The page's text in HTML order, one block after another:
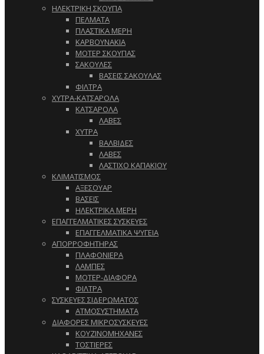
ΗΛΕΚΤΡΙΚΗ ΣΚΟΥΠΑ
ΠΕΛΜΑΤΑ
ΠΛΑΣΤΙΚΑ ΜΕΡΗ
ΚΑΡΒΟΥΝΑΚΙΑ
ΜΟΤΕΡ ΣΚΟΥΠΑΣ
ΣΑΚΟΥΛΕΣ
ΒΑΣΕΙΣ ΣΑΚΟΥΛΑΣ
ΦΙΛΤΡΑ
ΧΥΤΡΑ-ΚΑΤΣΑΡΟΛΑ
ΚΑΤΣΑΡΟΛΑ
ΛΑΒΕΣ
ΧΥΤΡΑ
ΒΑΛΒΙΔΕΣ
ΛΑΒΕΣ
ΛΑΣΤΙΧΟ ΚΑΠΑΚΙΟΥ
ΚΛΙΜΑΤΙΣΜΟΣ
ΑΞΕΣΟΥΑΡ
ΒΑΣΕΙΣ
ΗΛΕΚΤΡΙΚΑ ΜΕΡΗ
ΕΠΑΓΓΕΛΜΑΤΙΚΕΣ ΣΥΣΚΕΥΕΣ
ΕΠΑΓΓΕΛΜΑΤΙΚΑ ΨΥΓΕΙΑ
ΑΠΟΡΡΟΦΗΤΗΡΑΣ
ΠΛΑΦΟΝΙΕΡΑ
ΛΑΜΠΕΣ
ΜΟΤΕΡ-ΔΙΑΦΟΡΑ
ΦΙΛΤΡΑ
ΣΥΣΚΕΥΕΣ ΣΙΔΕΡΩΜΑΤΟΣ
ΑΤΜΟΣΥΣΤΗΜΑΤΑ
ΔΙΑΦΟΡΕΣ ΜΙΚΡΟΣΥΣΚΕΥΕΣ
ΚΟΥΖΙΝΟΜΗΧΑΝΕΣ
ΤΟΣΤΙΕΡΕΣ